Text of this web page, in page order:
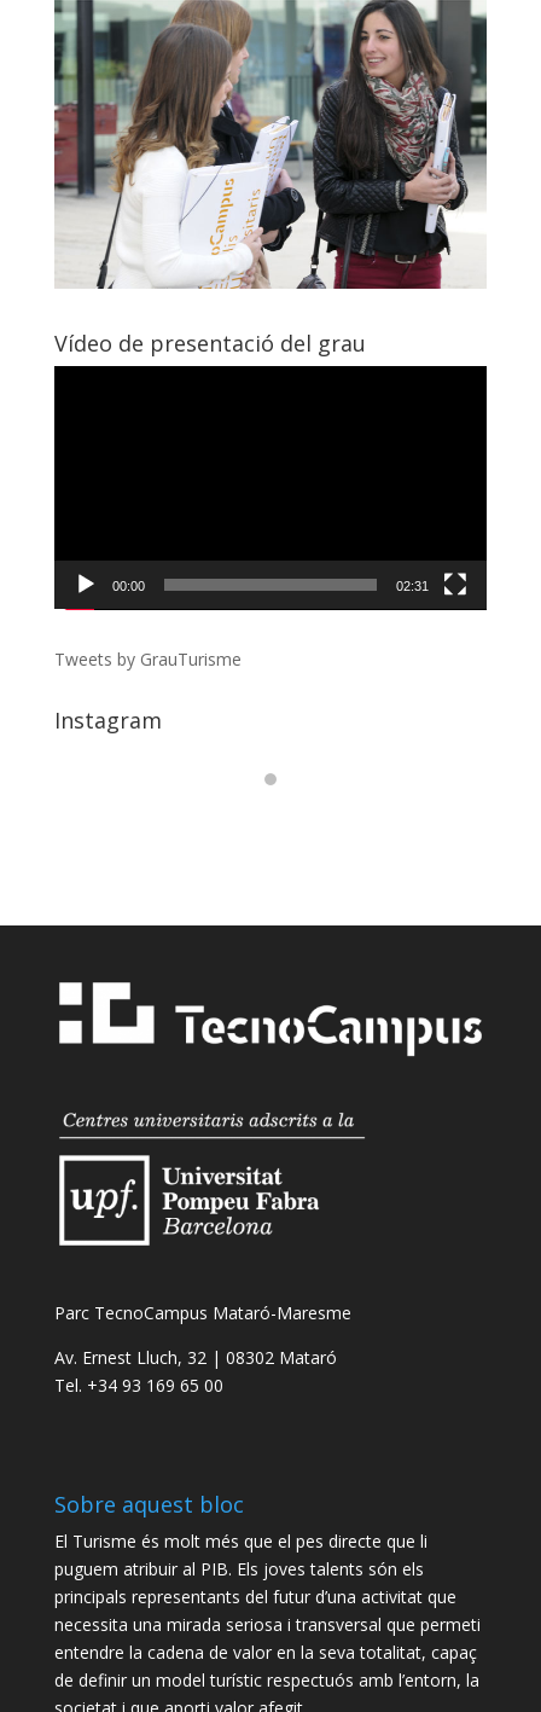
Vídeo de presentació del grau
00:00 02:31
Tweets by GrauTurisme
Instagram
Parc TecnoCampus Mataró-Maresme
Av. Ernest Lluch, 32 | 08302 Mataró
Tel. +34 93 169 65 00
Sobre aquest bloc
El Turisme és molt més que el pes directe que li
puguem atribuir al PIB. Els joves talents són els
principals representants del futur d’una activitat que
necessita una mirada seriosa i transversal que permeti
entendre la cadena de valor en la seva totalitat, capaç
de definir un model turístic respectuós amb l’entorn, la